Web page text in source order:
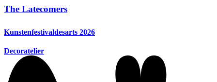
The Latecomers
Kunstenfestivaldesarts 2026
Decoratelier